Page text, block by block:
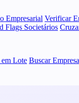
Empresarial Verificar
Flags Societários
Lote Buscar